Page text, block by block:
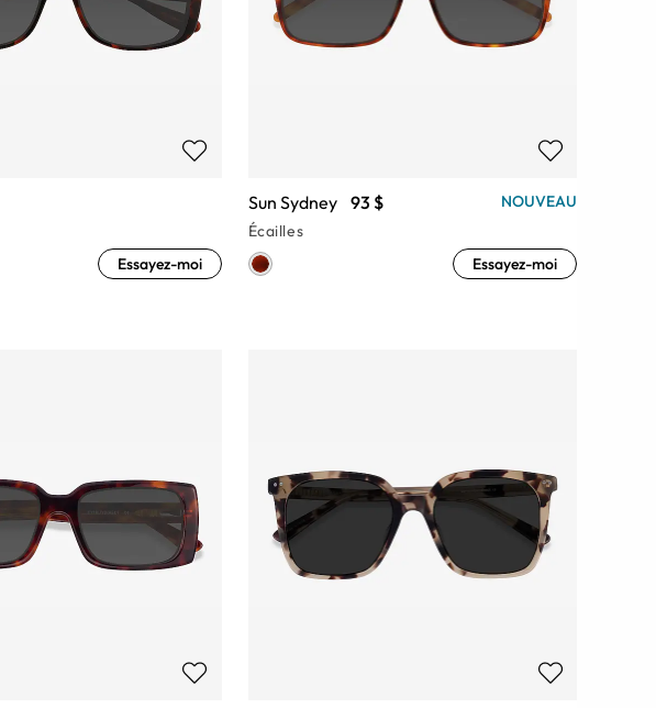
Essayez-moi
Sun Sydney 93 $
NOUVEAU
Écailles
Essayez-moi